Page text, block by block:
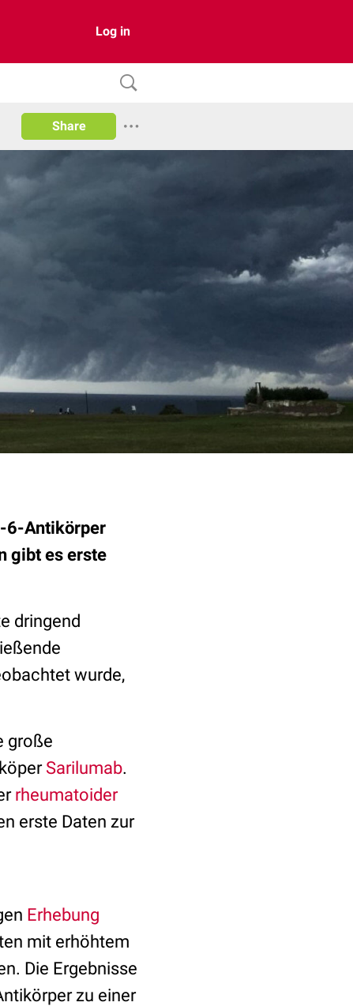
Log in
Share
6-Antikörper
gibt es erste
dringend
wurde,
große
Sarilumab.
rheumatoider
erste Daten zur
Erhebung
mit erhöhtem
Die Ergebnisse
zu einer